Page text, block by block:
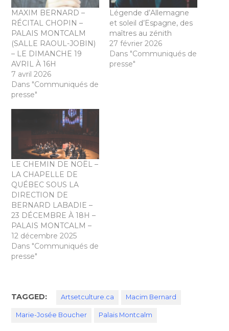
MAXIM BERNARD –
RÉCITAL CHOPIN –
PALAIS MONTCALM
(SALLE RAOUL-JOBIN)
– LE DIMANCHE 19
AVRIL À 16H
7 avril 2026
Dans "Communiqués de
presse"
Légende d’Allemagne
et soleil d’Espagne, des
maîtres au zénith
27 février 2026
Dans "Communiqués de
presse"
LE CHEMIN DE NOËL –
LA CHAPELLE DE
QUÉBEC SOUS LA
DIRECTION DE
BERNARD LABADIE –
23 DÉCEMBRE À 18H –
PALAIS MONTCALM –
12 décembre 2025
Dans "Communiqués de
presse"
TAGGED: Artsetculture.ca Macim Bernard
Marie-Josée Boucher Palais Montcalm